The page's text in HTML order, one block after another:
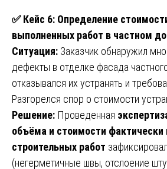
✅Кейс 6: Определение
выполненных работ в частном
Ситуация: Заказчик обнаружил
дефекты в отделке фасада
отказывался их устранять и
Разгорелся спор о стоимости
Решение: Проведенная
объёма и стоимости
строительных работ
(негерметичные швы, отслоение